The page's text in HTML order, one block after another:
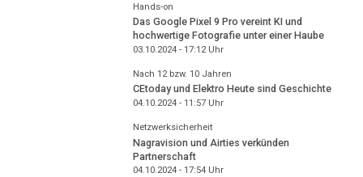
Hands-on
Das Google Pixel 9 Pro vereint KI und
hochwertige Fotografie unter einer Haube
03.10.2024 - 17:12Uhr
Nach 12 bzw. 10 Jahren
CEtoday und Elektro Heute sind Geschichte
04.10.2024 - 11:57Uhr
Netzwerksicherheit
Nagravision und Airties verkünden
Partnerschaft
04.10.2024 - 17:54Uhr